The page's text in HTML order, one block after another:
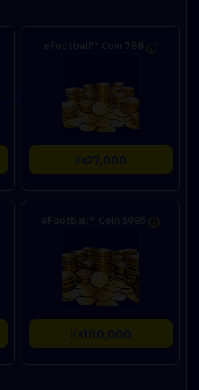
eFootball™ Coin 788
Ks27,000
eFootball™ Coin 5985
Ks180,000